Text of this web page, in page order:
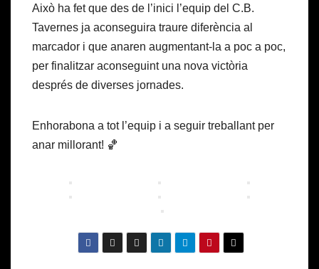
Això ha fet que des de l’inici l’equip del C.B.
Tavernes ja aconseguira traure diferència al
marcador i que anaren augmentant-la a poc a poc,
per finalitzar aconseguint una nova victòria
després de diverses jornades.
Enhorabona a tot l’equip i a seguir treballant per
anar millorant! 🏀